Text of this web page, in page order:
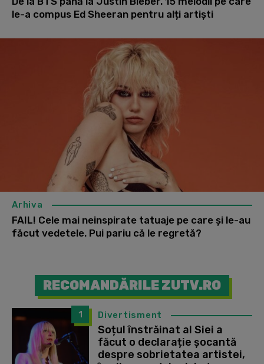
le-a compus Ed Sheeran pentru alți artiști
Arhiva
FAIL! Cele mai neinspirate tatuaje pe care și le-au
făcut vedetele. Pui pariu că le regretă?
RECOMANDĂRILE ZUTV.RO
1 Divertisment
Soțul înstrăinat al Siei a
făcut o declarație șocantă
despre sobrietatea artistei,